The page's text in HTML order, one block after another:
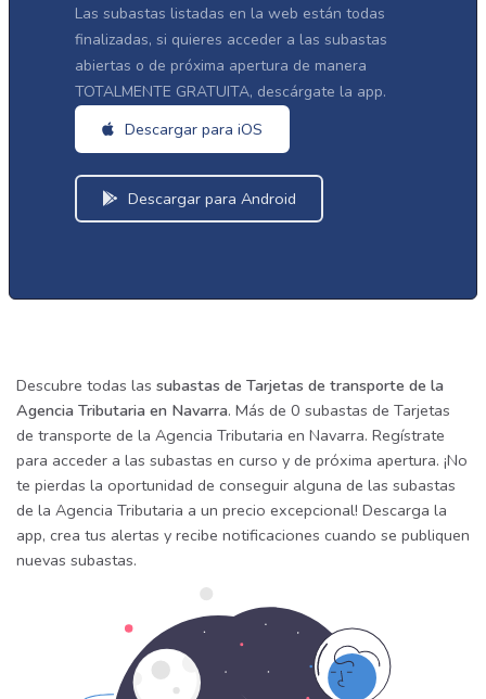
Las subastas listadas en la web están todas
finalizadas, si quieres acceder a las subastas
abiertas o de próxima apertura de manera
TOTALMENTE GRATUITA, descárgate la app.
Descargar para iOS
Descargar para Android
Descubre todas las subastas de Tarjetas de transporte de la
Agencia Tributaria en Navarra. Más de 0 subastas de Tarjetas
de transporte de la Agencia Tributaria en Navarra. Regístrate
para acceder a las subastas en curso y de próxima apertura. ¡No
te pierdas la oportunidad de conseguir alguna de las subastas
de la Agencia Tributaria a un precio excepcional! Descarga la
app, crea tus alertas y recibe notificaciones cuando se publiquen
nuevas subastas.